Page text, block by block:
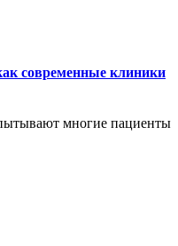
современные клиники
многие пациенты